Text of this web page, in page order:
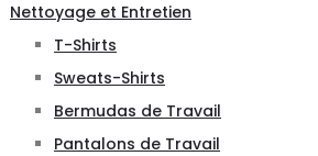
Nettoyage et Entretien
T-Shirts
Sweats-Shirts
Bermudas de Travail
Pantalons de Travail